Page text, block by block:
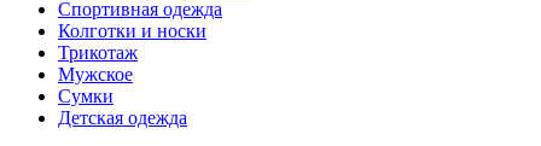
Спортивная одежда
Колготки и носки
Трикотаж
Мужское
Сумки
Детская одежда